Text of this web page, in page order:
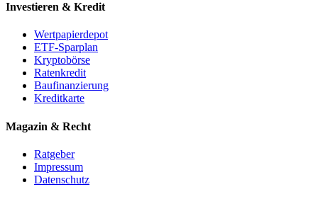
Investieren & Kredit
Wertpapierdepot
ETF-Sparplan
Kryptobörse
Ratenkredit
Baufinanzierung
Kreditkarte
Magazin & Recht
Ratgeber
Impressum
Datenschutz